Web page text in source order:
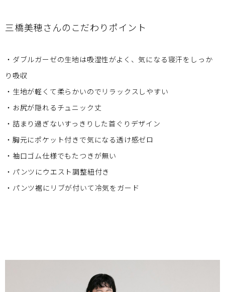
三橋美穂さんのこだわりポイント
・ダブルガーゼの生地は吸湿性がよく、気になる寝汗をしっか
り吸収
・生地が軽くて柔らかいのでリラックスしやすい
・お尻が隠れるチュニック丈
・詰まり過ぎないすっきりした首ぐりデザイン
・胸元にポケット付きで気になる透け感ゼロ
・袖口ゴム仕様でもたつきが無い
・パンツにウエスト調整紐付き
・パンツ裾にリブが付いて冷気をガード